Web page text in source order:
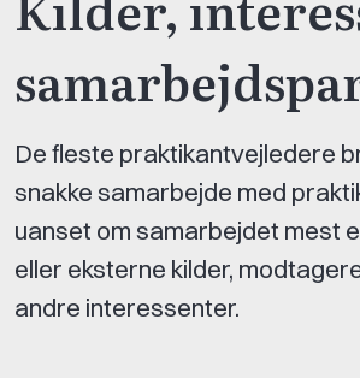
​​​​​​​De fleste praktikantvejledere
snakke samarbejde med
uanset om samarbejdet mest
eller eksterne kilder,
andre interessenter.